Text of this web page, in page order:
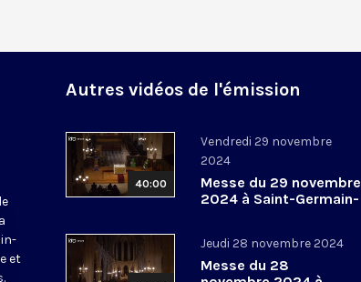
et
Autres vidéos de l'émission
40:00
Vendredi 29 novembre
2024
Messe du 29 novembre
2024 à Saint-Germain-
Jeudi 28 novembre 2024
Messe du 28